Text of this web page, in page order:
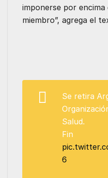
imponerse por encima
miembro”, agrega el
Se retira
Salud.
Fin
6